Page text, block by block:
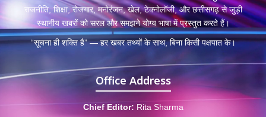
राजनीति, शिक्षा, रोजगार, मनोरंजन, खेल, टेक्नोलॉजी, और छत्तीसगढ़ से जुड़ी
स्थानीय खबरों को सरल और समझने योग्य भाषा में प्रस्तुत करते हैं।
“सूचना ही शक्ति है” — हर खबर तथ्यों के साथ, बिना किसी पक्षपात के।
Office Address
Chief Editor: Rita Sharma